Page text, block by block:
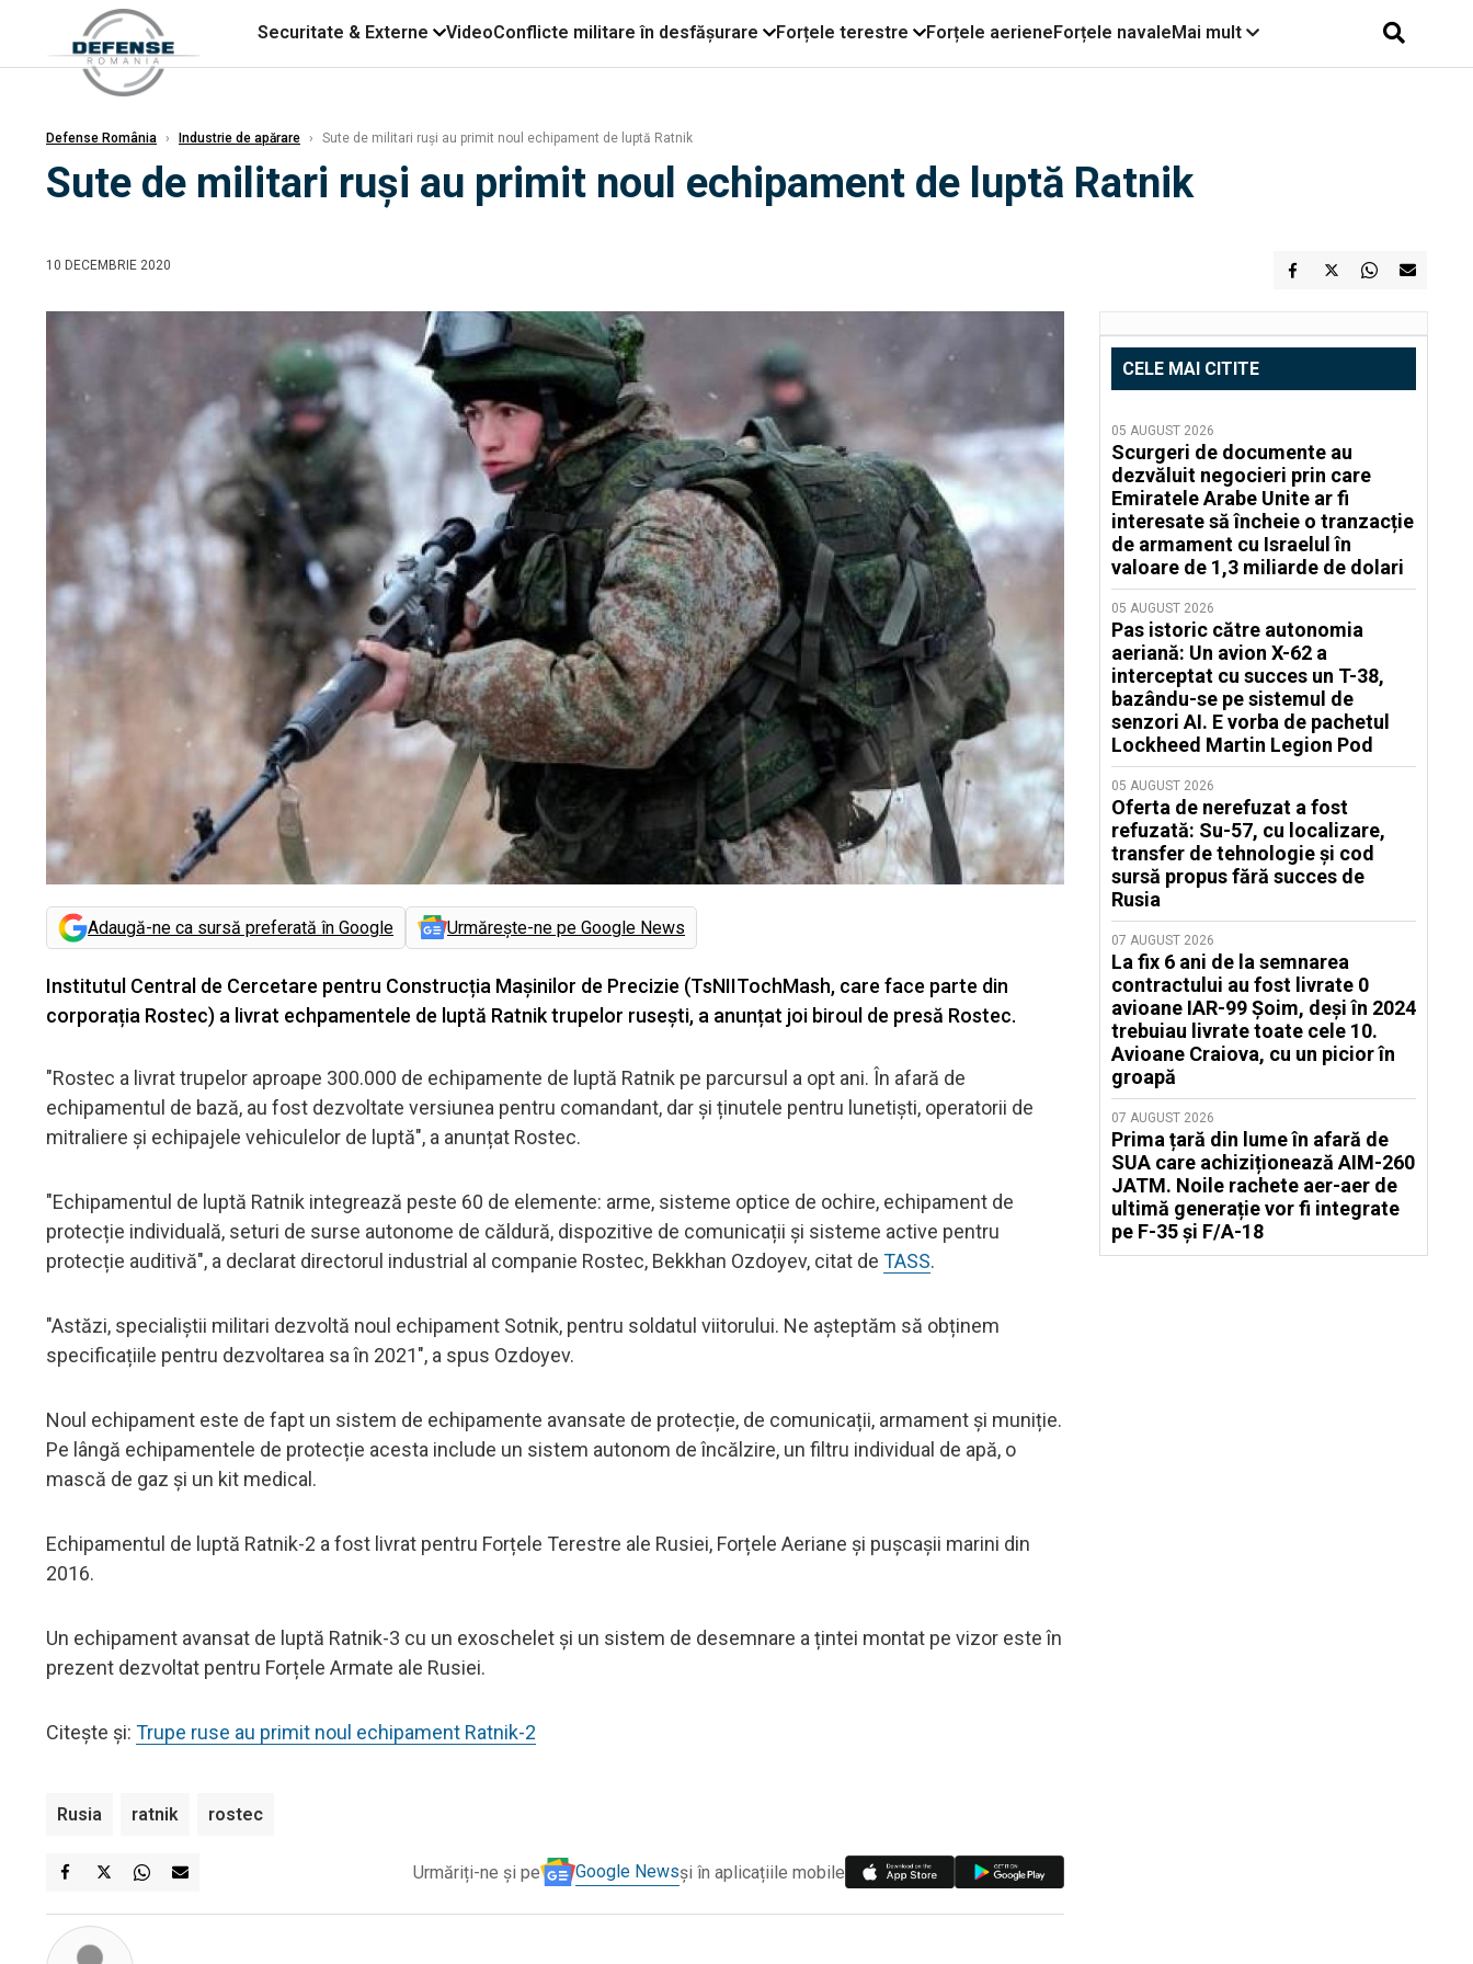
Securitate & Externe VideoConflicte militare în desfășurare Forțele terestre Forțele aerieneForțele navaleMai mult
Defense România › Industrie de apărare › Sute de militari ruși au primit noul echipament de luptă Ratnik
Sute de militari ruși au primit noul echipament de luptă Ratnik
10 DECEMBRIE 2020
Adaugă-ne ca sursă preferată în Google Urmărește-ne pe Google News
Institutul Central de Cercetare pentru Construcția Mașinilor de Precizie (TsNIITochMash, care face parte din
corporația Rostec) a livrat echpamentele de luptă Ratnik trupelor rusești, a anunțat joi biroul de presă Rostec.
"Rostec a livrat trupelor aproape 300.000 de echipamente de luptă Ratnik pe parcursul a opt ani. În afară de
echipamentul de bază, au fost dezvoltate versiunea pentru comandant, dar și ținutele pentru lunetiști, operatorii de
mitraliere și echipajele vehiculelor de luptă", a anunțat Rostec.
"Echipamentul de luptă Ratnik integrează peste 60 de elemente: arme, sisteme optice de ochire, echipament de
protecție individuală, seturi de surse autonome de căldură, dispozitive de comunicații și sisteme active pentru
protecție auditivă", a declarat directorul industrial al companie Rostec, Bekkhan Ozdoyev, citat de TASS.
"Astăzi, specialiștii militari dezvoltă noul echipament Sotnik, pentru soldatul viitorului. Ne așteptăm să obținem
specificațiile pentru dezvoltarea sa în 2021", a spus Ozdoyev.
Noul echipament este de fapt un sistem de echipamente avansate de protecție, de comunicații, armament și muniție.
Pe lângă echipamentele de protecție acesta include un sistem autonom de încălzire, un filtru individual de apă, o
mască de gaz și un kit medical.
Echipamentul de luptă Ratnik-2 a fost livrat pentru Forțele Terestre ale Rusiei, Forțele Aeriane și pușcașii marini din
2016.
Un echipament avansat de luptă Ratnik-3 cu un exoschelet și un sistem de desemnare a țintei montat pe vizor este în
prezent dezvoltat pentru Forțele Armate ale Rusiei.
Citește și: Trupe ruse au primit noul echipament Ratnik-2
Rusia ratnik rostec
Urmăriți-ne și pe Google Newsși în aplicațiile mobile
CELE MAI CITITE
05 AUGUST 2026
Scurgeri de documente au
dezvăluit negocieri prin care
Emiratele Arabe Unite ar fi
interesate să încheie o tranzacție
de armament cu Israelul în
valoare de 1,3 miliarde de dolari
05 AUGUST 2026
Pas istoric către autonomia
aeriană: Un avion X-62 a
interceptat cu succes un T-38,
bazându-se pe sistemul de
senzori AI. E vorba de pachetul
Lockheed Martin Legion Pod
05 AUGUST 2026
Oferta de nerefuzat a fost
refuzată: Su-57, cu localizare,
transfer de tehnologie și cod
sursă propus fără succes de
Rusia
07 AUGUST 2026
La fix 6 ani de la semnarea
contractului au fost livrate 0
avioane IAR-99 Șoim, deși în 2024
trebuiau livrate toate cele 10.
Avioane Craiova, cu un picior în
groapă
07 AUGUST 2026
Prima țară din lume în afară de
SUA care achiziționează AIM-260
JATM. Noile rachete aer-aer de
ultimă generație vor fi integrate
pe F-35 și F/A-18